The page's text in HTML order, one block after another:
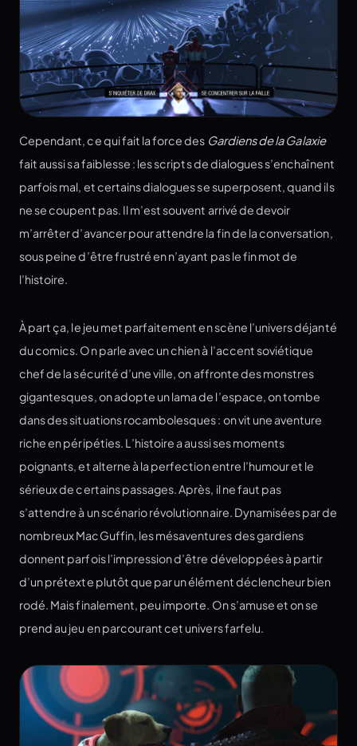
Cependant, ce qui fait la force des Gardiens de la Galaxie
fait aussi sa faiblesse : les scripts de dialogues s’enchaînent
parfois mal, et certains dialogues se superposent, quand ils
ne se coupent pas. Il m’est souvent arrivé de devoir
m’arrêter d’avancer pour attendre la fin de la conversation,
sous peine d’être frustré en n’ayant pas le fin mot de
l’histoire.
À part ça, le jeu met parfaitement en scène l’univers déjanté
du comics. On parle avec un chien à l’accent soviétique
chef de la sécurité d’une ville, on affronte des monstres
gigantesques, on adopte un lama de l’espace, on tombe
dans des situations rocambolesques : on vit une aventure
riche en péripéties. L’histoire a aussi ses moments
poignants, et alterne à la perfection entre l’humour et le
sérieux de certains passages. Après, il ne faut pas
s’attendre à un scénario révolutionnaire. Dynamisées par de
nombreux MacGuffin, les mésaventures des gardiens
donnent parfois l’impression d’être développées à partir
d’un prétexte plutôt que par un élément déclencheur bien
rodé. Mais finalement, peu importe. On s’amuse et on se
prend au jeu en parcourant cet univers farfelu.